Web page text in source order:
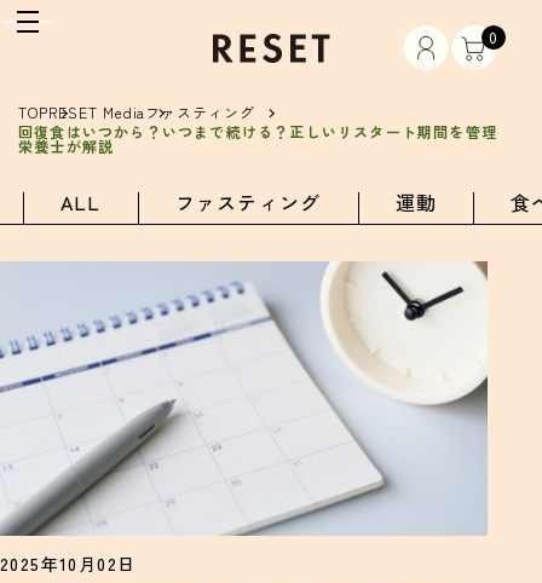
0
TOPRESET Media ファスティング
回復食はいつから？いつまで続ける？正しいリスタート期間を管理
栄養士が解説
ALL ファスティング 運動 食
2025年10月02日